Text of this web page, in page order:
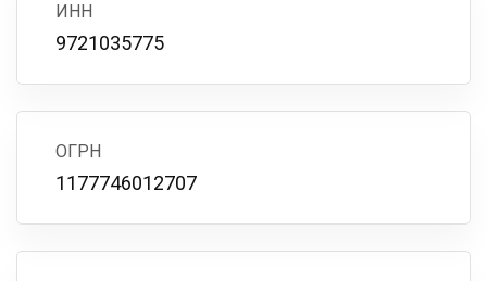
ИНН
9721035775
ОГРН
1177746012707